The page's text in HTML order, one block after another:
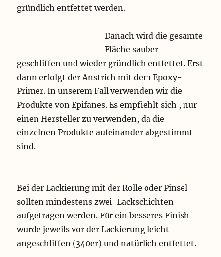
gründlich entfettet werden.
Danach wird die gesamte
Fläche sauber
geschliffen und wieder gründlich entfettet. Erst
dann erfolgt der Anstrich mit dem Epoxy-
Primer. In unserem Fall verwenden wir die
Produkte von Epifanes. Es empfiehlt sich , nur
einen Hersteller zu verwenden, da die
einzelnen Produkte aufeinander abgestimmt
sind.
Bei der Lackierung mit der Rolle oder Pinsel
sollten mindestens zwei-Lackschichten
aufgetragen werden. Für ein besseres Finish
wurde jeweils vor der Lackierung leicht
angeschliffen (340er) und natürlich entfettet.